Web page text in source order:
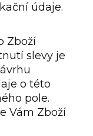
údaje.
Zboží
slevy je
o této
pole.
Vám Zboží